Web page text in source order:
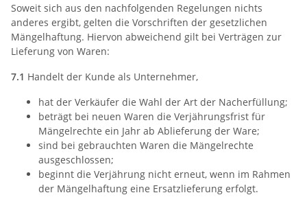
Soweit sich aus den nachfolgenden Regelungen nichts
anderes ergibt, gelten die Vorschriften der gesetzlichen
Mängelhaftung. Hiervon abweichend gilt bei Verträgen zur
Lieferung von Waren:
7.1 Handelt der Kunde als Unternehmer,
hat der Verkäufer die Wahl der Art der Nacherfüllung;
beträgt bei neuen Waren die Verjährungsfrist für
Mängelrechte ein Jahr ab Ablieferung der Ware;
sind bei gebrauchten Waren die Mängelrechte
ausgeschlossen;
beginnt die Verjährung nicht erneut, wenn im Rahmen
der Mängelhaftung eine Ersatzlieferung erfolgt.